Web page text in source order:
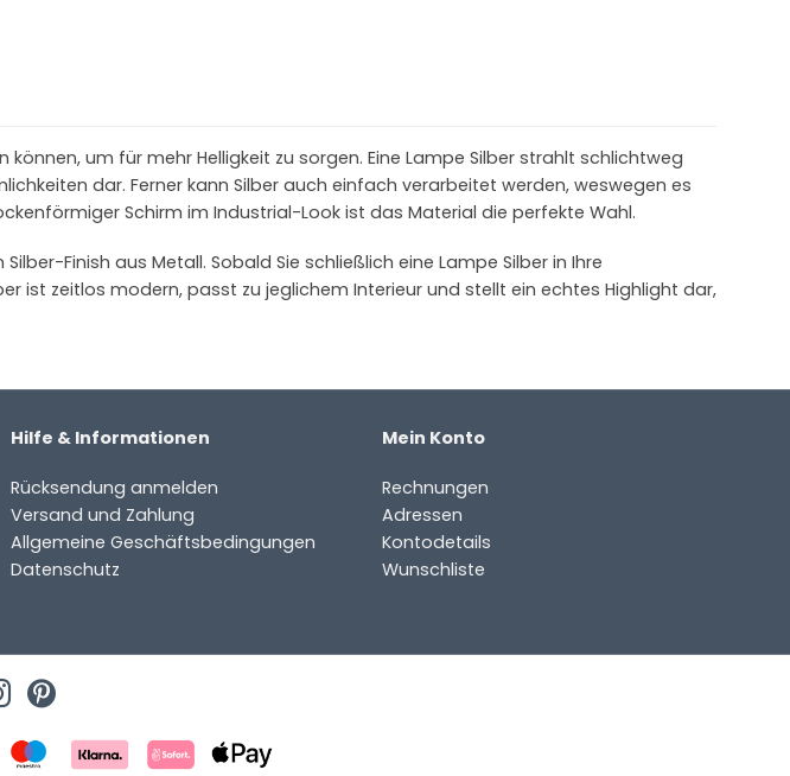
um für mehr Helligkeit zu sorgen. Eine Lampe Silber strahlt schlichtweg
dar. Ferner kann Silber auch einfach verarbeitet werden, weswegen es
Schirm im Industrial-Look ist das Material die perfekte Wahl.
Finish aus Metall. Sobald Sie schließlich eine Lampe Silber in Ihre
ist zeitlos modern, passt zu jeglichem Interieur und stellt ein echtes Highlight dar,
Hilfe & Informationen
Rücksendung anmelden
Versand und Zahlung
Allgemeine Geschäftsbedingungen
Datenschutz
Mein Konto
Rechnungen
Adressen
Kontodetails
Wunschliste